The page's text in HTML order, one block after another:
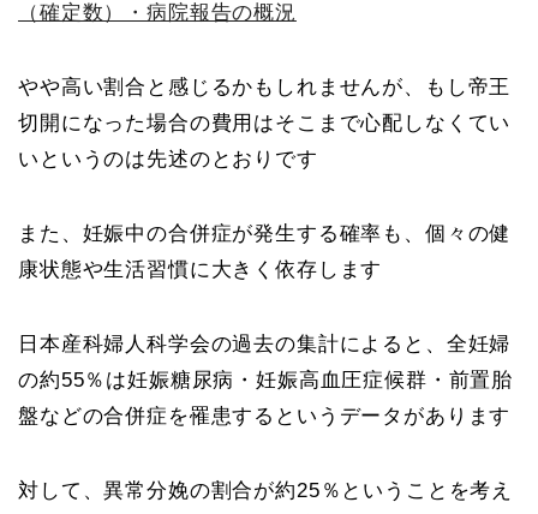
（確定数）・病院報告の概況
やや高い割合と感じるかもしれませんが、もし帝王
切開になった場合の費用はそこまで心配しなくてい
いというのは先述のとおりです
また、妊娠中の合併症が発生する確率も、個々の健
康状態や生活習慣に大きく依存します
日本産科婦人科学会の過去の集計によると、全妊婦
の約55％は妊娠糖尿病・妊娠高血圧症候群・前置胎
盤などの合併症を罹患するというデータがあります
対して、異常分娩の割合が約25％ということを考え